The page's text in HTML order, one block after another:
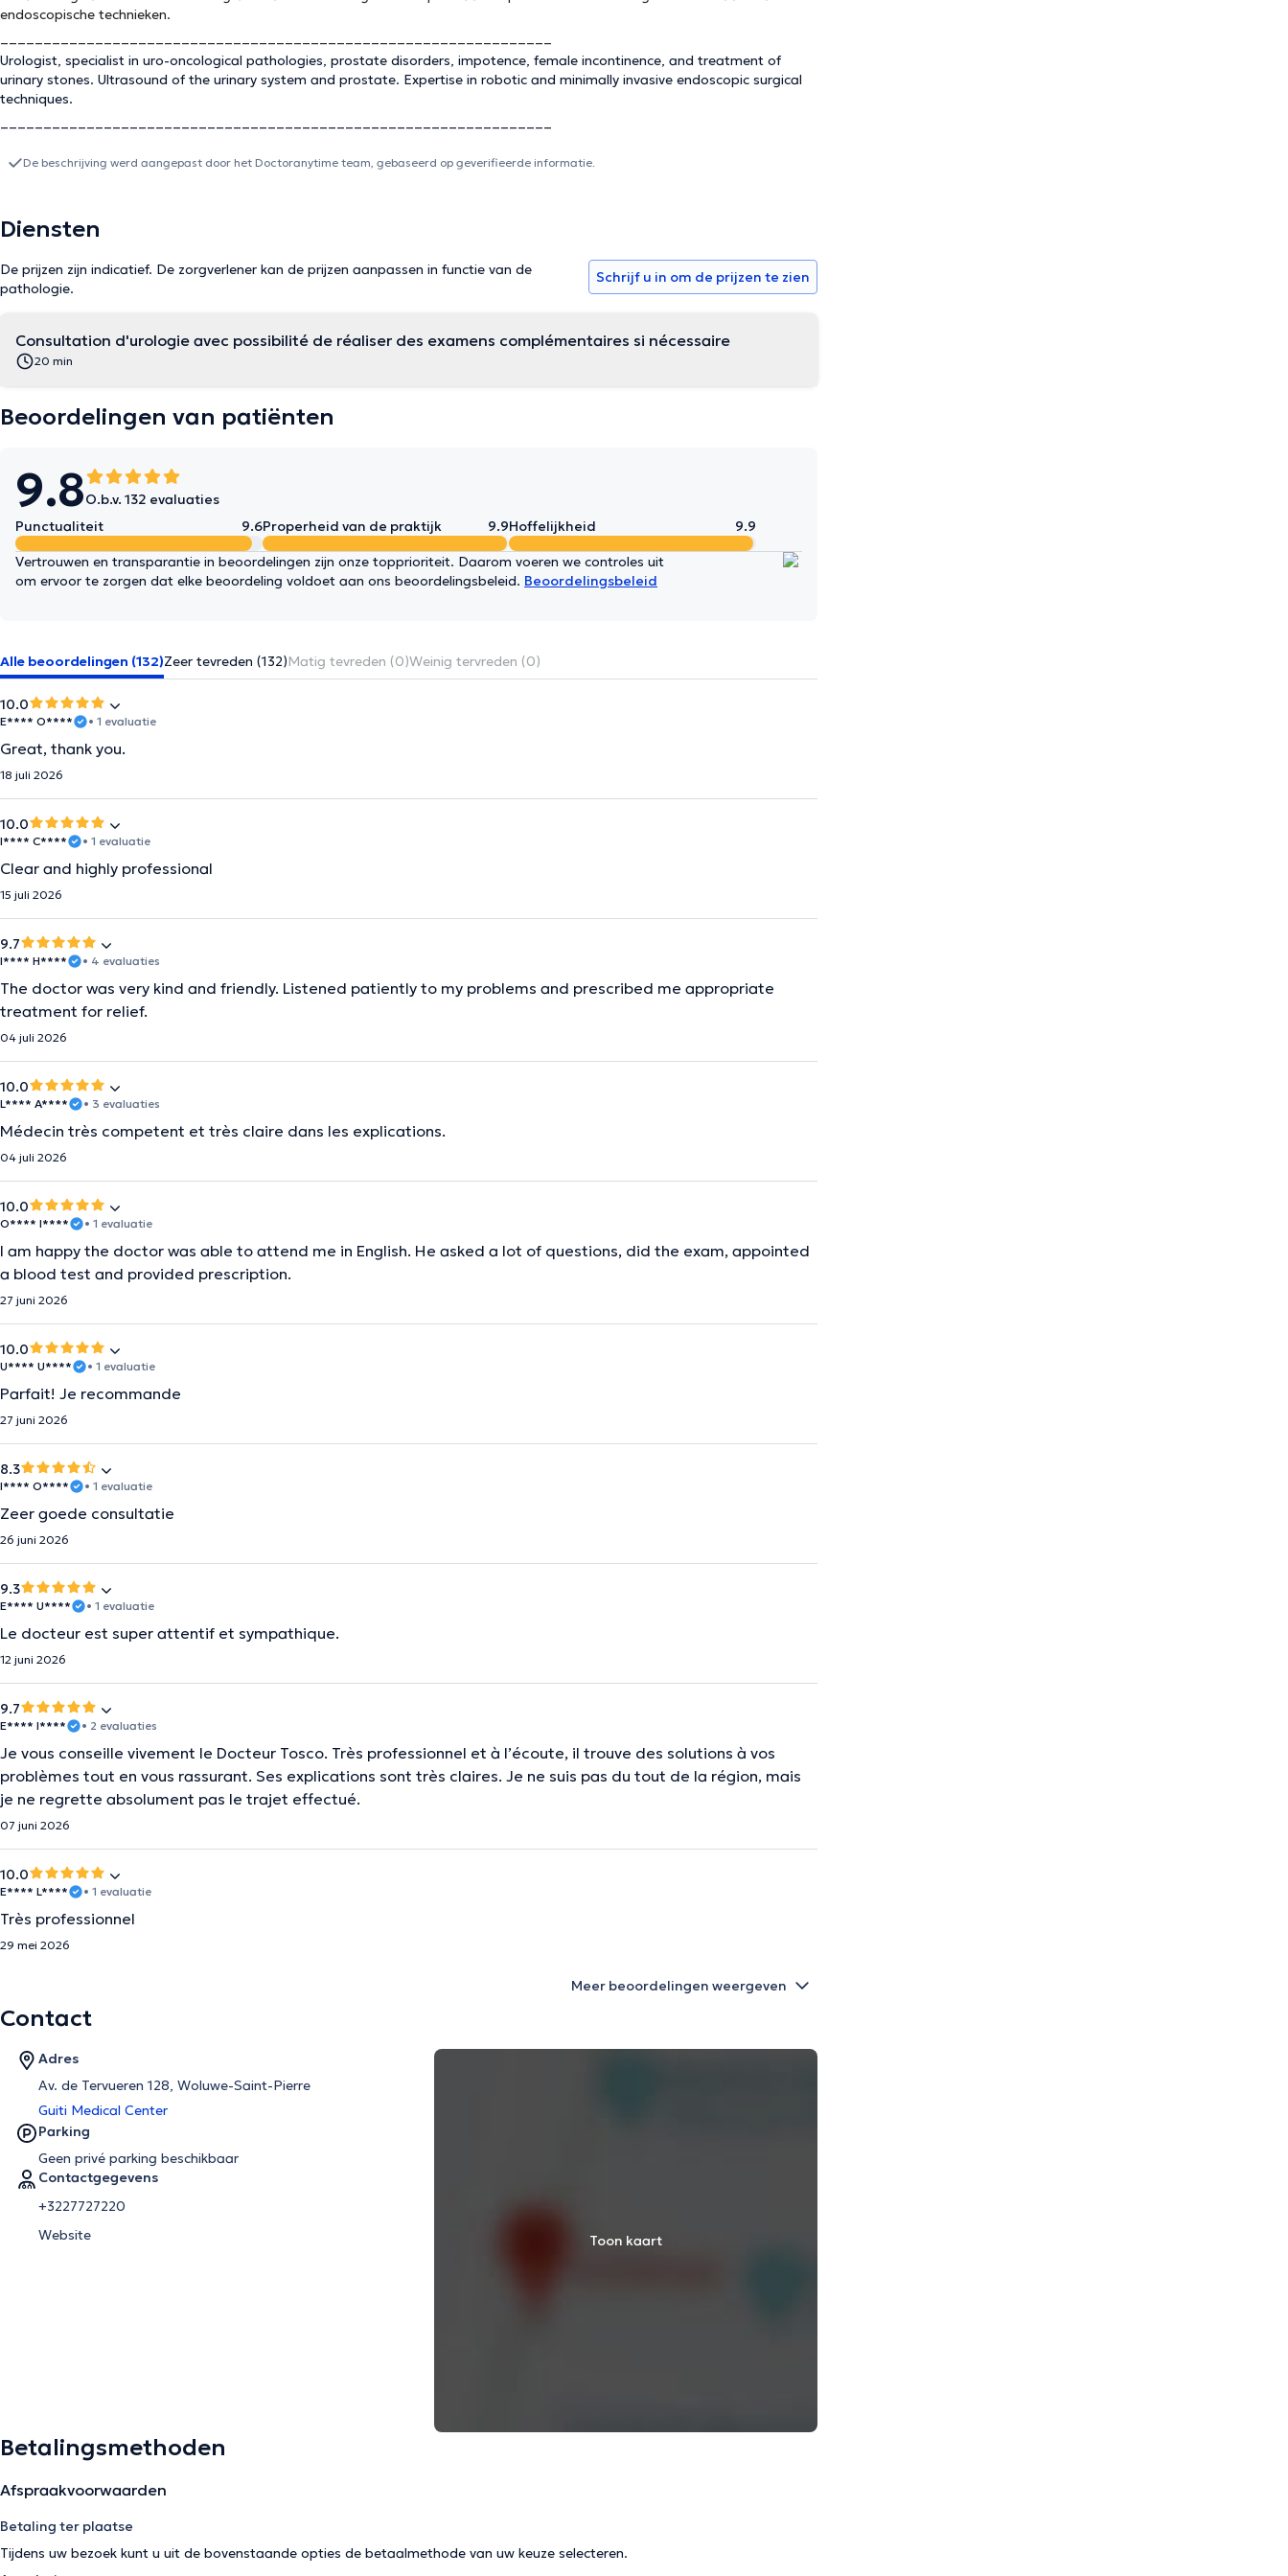
endoscopische technieken.
Urologist, specialist in uro-oncological pathologies, prostate disorders, impotence, female incontinence, and treatment of
urinary stones. Ultrasound of the urinary system and prostate. Expertise in robotic and minimally invasive endoscopic surgical
techniques.
De beschrijving werd aangepast door het Doctoranytime team, gebaseerd op geverifieerde informatie.
Diensten
De prijzen zijn indicatief. De zorgverlener kan de prijzen aanpassen in functie van de
pathologie.
Schrijf u in om de prijzen te zien
Consultation d'urologie avec possibilité de réaliser des examens complémentaires si nécessaire
20 min
Beoordelingen van patiënten
9.8O.b.v. 132 evaluaties
Punctualiteit
9.6Properheid van de praktijk 9.9Hoffelijkheid 9.9
Vertrouwen en transparantie in beoordelingen zijn onze topprioriteit. Daarom voeren we controles uit
om ervoor te zorgen dat elke beoordeling voldoet aan ons beoordelingsbeleid. Beoordelingsbeleid
Alle beoordelingen (132)Zeer tevreden (132)Matig tevreden (0)Weinig tervreden (0)
10.0
E**** O**** • 1 evaluatie
Great, thank you.
18 juli 2026
10.0
I**** C**** • 1 evaluatie
Clear and highly professional
15 juli 2026
9.7
I**** H**** • 4 evaluaties
The doctor was very kind and friendly. Listened patiently to my problems and prescribed me appropriate
treatment for relief.
04 juli 2026
10.0
L**** A**** • 3 evaluaties
Médecin très competent et très claire dans les explications.
04 juli 2026
10.0
O**** I**** • 1 evaluatie
I am happy the doctor was able to attend me in English. He asked a lot of questions, did the exam, appointed
a blood test and provided prescription.
27 juni 2026
10.0
U**** U**** • 1 evaluatie
Parfait! Je recommande
27 juni 2026
8.3
I**** O**** • 1 evaluatie
Zeer goede consultatie
26 juni 2026
9.3
E**** U**** • 1 evaluatie
Le docteur est super attentif et sympathique.
12 juni 2026
9.7
E**** I**** • 2 evaluaties
Je vous conseille vivement le Docteur Tosco. Très professionnel et à l’écoute, il trouve des solutions à vos
problèmes tout en vous rassurant. Ses explications sont très claires. Je ne suis pas du tout de la région, mais
je ne regrette absolument pas le trajet effectué.
07 juni 2026
10.0
E**** L**** • 1 evaluatie
Très professionnel
29 mei 2026
Meer beoordelingen weergeven
Contact
Adres
Av. de Tervueren 128, Woluwe-Saint-Pierre
Guiti Medical Center
Parking
Geen privé parking beschikbaar
Contactgegevens
+3227727220
Website
Toon kaart
Betalingsmethoden
Afspraakvoorwaarden
Betaling ter plaatse
Tijdens uw bezoek kunt u uit de bovenstaande opties de betaalmethode van uw keuze selecteren.